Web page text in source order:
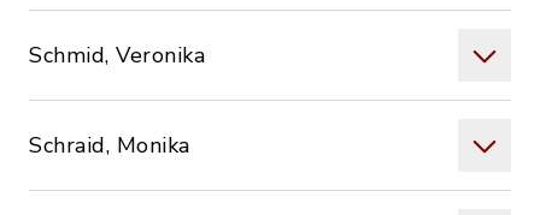
Schmid, Veronika
Schraid, Monika